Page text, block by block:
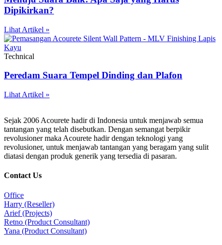
Dipikirkan?
Lihat Artikel »
Technical
Peredam Suara Tempel Dinding dan Plafon
Lihat Artikel »
Sejak 2006 Acourete hadir di Indonesia untuk menjawab semua
tantangan yang telah disebutkan. Dengan semangat berpikir
revolusioner maka Acourete hadir dengan teknologi yang
revolusioner, untuk menjawab tantangan yang beragam yang sulit
diatasi dengan produk generik yang tersedia di pasaran.
Contact Us
Office
Harry (Reseller)
Arief (Projects)
Retno (Product Consultant)
Yana (Product Consultant)